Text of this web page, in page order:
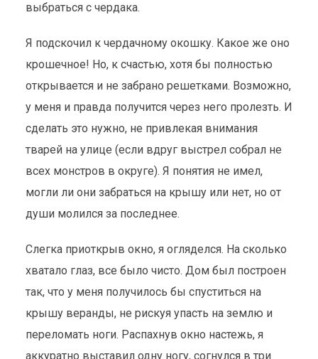
выбраться с чердака.
Я подскочил к чердачному окошку. Какое же оно
крошечное! Но, к счастью, хотя бы полностью
открывается и не забрано решетками. Возможно,
у меня и правда получится через него пролезть. И
сделать это нужно, не привлекая внимания
тварей на улице (если вдруг выстрел собрал не
всех монстров в округе). Я понятия не имел,
могли ли они забраться на крышу или нет, но от
души молился за последнее.
Слегка приоткрыв окно, я огляделся. На сколько
хватало глаз, все было чисто. Дом был построен
так, что у меня получилось бы спуститься на
крышу веранды, не рискуя упасть на землю и
переломать ноги. Распахнув окно настежь, я
аккуратно выставил одну ногу, согнулся в три